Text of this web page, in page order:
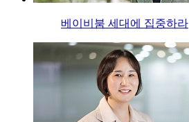
베이비붐 세대에 집중하라